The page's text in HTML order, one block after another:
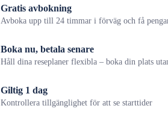
Gratis avbokning
Avboka upp till 24 timmar i förväg och få
Boka nu, betala senare
Håll dina reseplaner flexibla – boka din plats
Giltig 1 dag
Kontrollera tillgänglighet för att se starttider